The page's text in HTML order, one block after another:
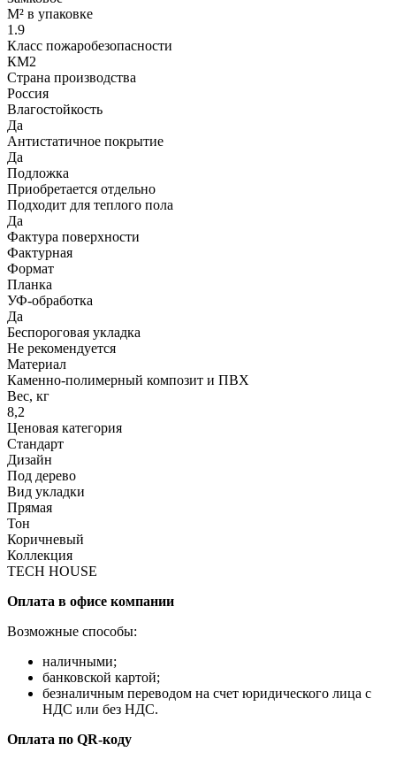
М² в упаковке
1.9
Класс пожаробезопасности
КМ2
Страна производства
Россия
Влагостойкость
Да
Антистатичное покрытие
Да
Подложка
Приобретается отдельно
Подходит для теплого пола
Да
Фактура поверхности
Фактурная
Формат
Планка
УФ-обработка
Да
Беспороговая укладка
Не рекомендуется
Материал
Каменно-полимерный композит и ПВХ
Вес, кг
8,2
Ценовая категория
Стандарт
Дизайн
Под дерево
Вид укладки
Прямая
Тон
Коричневый
Коллекция
TECH HOUSE
Оплата в офисе компании
Возможные способы:
наличными;
банковской картой;
безналичным переводом на счет юридического лица с
НДС или без НДС.
Оплата по QR-коду